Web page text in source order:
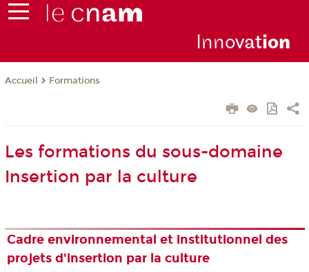
Innovation
Accueil Formations
Les formations du sous-domaine
Insertion par la culture
Cadre environnemental et institutionnel des
projets d'insertion par la culture